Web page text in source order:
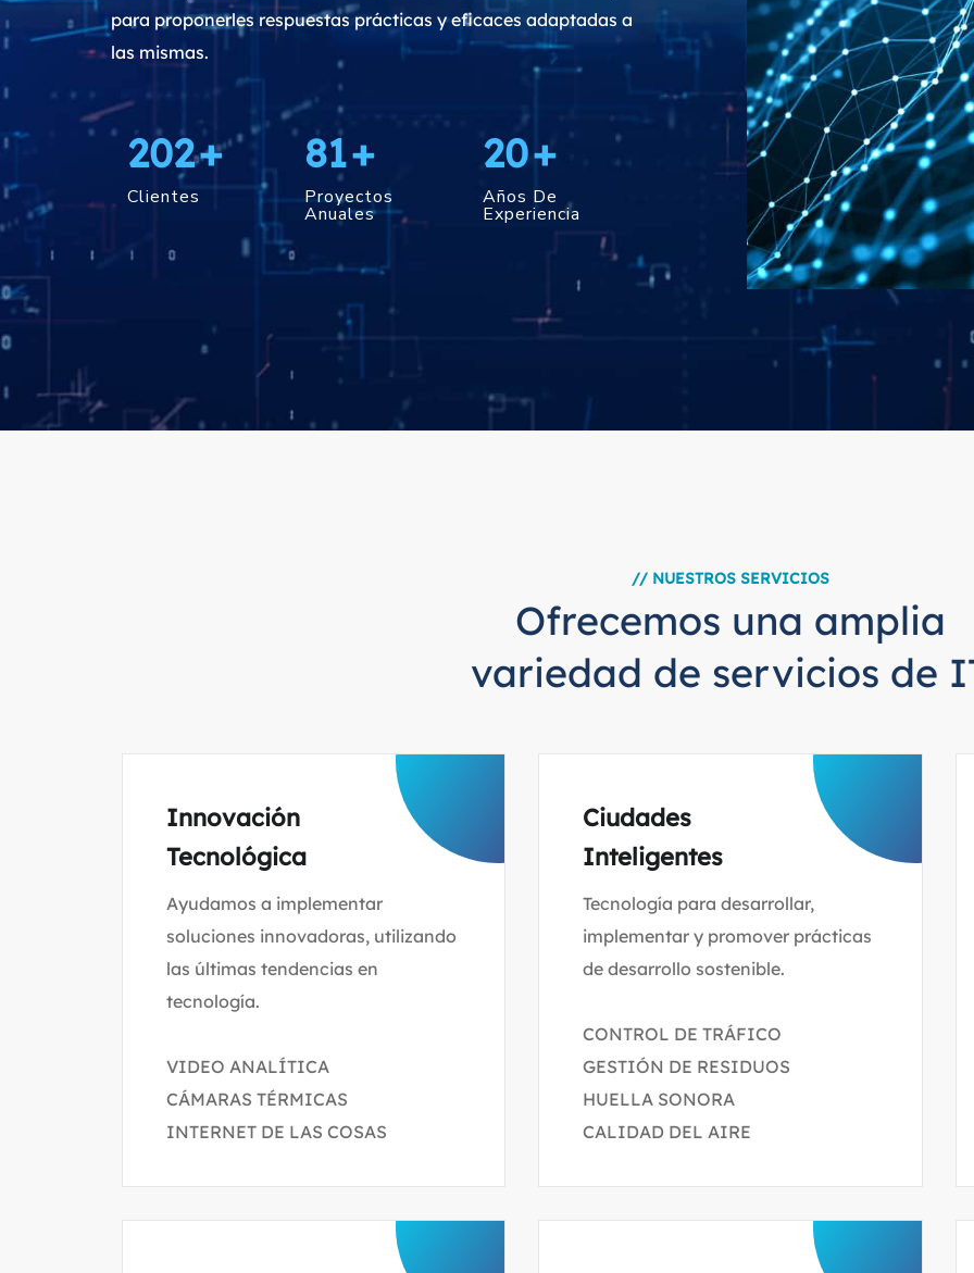
para proponerles respuestas prácticas y eficaces adaptadas a
las mismas.
250+
Clientes
100
Proyectos
Anuales
25+
Años De
Experiencia
// NUESTROS SERVICIOS
Ofrecemos una amplia
variedad de servicios de
Innovación
Tecnológica
Ayudamos a implementar
soluciones innovadoras, utilizando
las últimas tendencias en
tecnología.
VIDEO ANALÍTICA
CÁMARAS TÉRMICAS
INTERNET DE LAS COSAS
Ciudades
Inteligentes
Tecnología para desarrollar,
implementar y promover prácticas
de desarrollo sostenible.
CONTROL DE TRÁFICO
GESTIÓN DE RESIDUOS
HUELLA SONORA
CALIDAD DEL AIRE